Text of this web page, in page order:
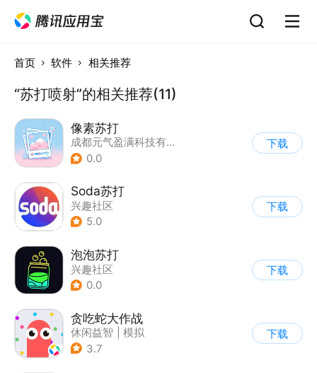
首页 软件 相关推荐
“苏打喷射”的相关推荐(11)
像素苏打
成都元气盈满科技有限公司
0.0
下载
Soda苏打
兴趣社区
5.0
下载
泡泡苏打
兴趣社区
0.0
下载
贪吃蛇大作战
休闲益智
模拟
| 贪吃蛇
3.7
下载